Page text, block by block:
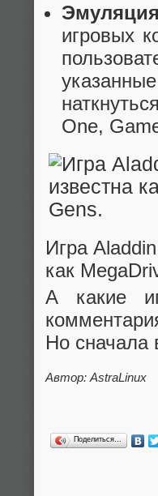
игровых
One,
Игра
как
А какие
Но сначала
Автор: AstraLinux
Поделиться…